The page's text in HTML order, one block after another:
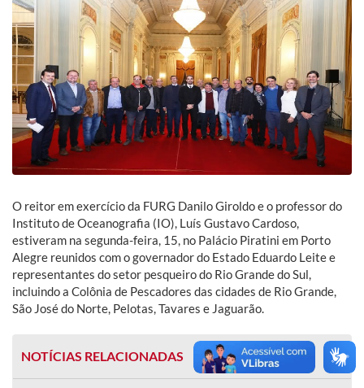
O reitor em exercício da FURG Danilo Giroldo e o professor do
Instituto de Oceanografia (IO), Luís Gustavo Cardoso,
estiveram na segunda-feira, 15, no Palácio Piratini em Porto
Alegre reunidos com o governador do Estado Eduardo Leite e
representantes do setor pesqueiro do Rio Grande do Sul,
incluindo a Colônia de Pescadores das cidades de Rio Grande,
São José do Norte, Pelotas, Tavares e Jaguarão.
NOTÍCIAS RELACIONADAS